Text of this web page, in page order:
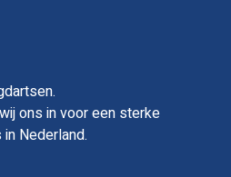
ons in voor een sterke
Nederland.